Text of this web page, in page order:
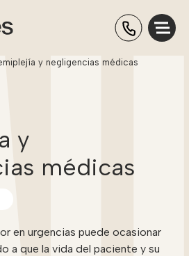
y negligencias médicas
y
médicas
en urgencias puede ocasionar
a que la vida del paciente y su